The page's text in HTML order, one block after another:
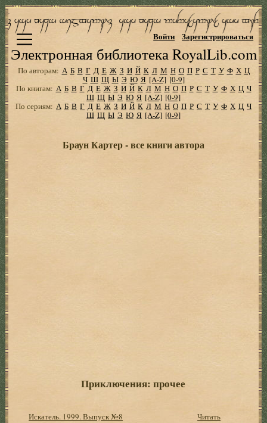
Электронная библиотека RoyalLib.com
Войти Зарегистрироваться
По авторам: А Б В Г Д Е Ж З И Й К Л М Н О П Р С Т У Ф Х Ц
Ч Ш Щ Ы Э Ю Я [A-Z] [0-9]
По книгам: А Б В Г Д Е Ж З И Й К Л М Н О П Р С Т У Ф Х Ц Ч
Ш Щ Ы Э Ю Я [A-Z] [0-9]
По сериям: А Б В Г Д Е Ж З И Й К Л М Н О П Р С Т У Ф Х Ц Ч
Ш Щ Ы Э Ю Я [A-Z] [0-9]
Браун Картер - все книги автора
Приключения: прочее
Искатель. 1999. Выпуск №8 Читать